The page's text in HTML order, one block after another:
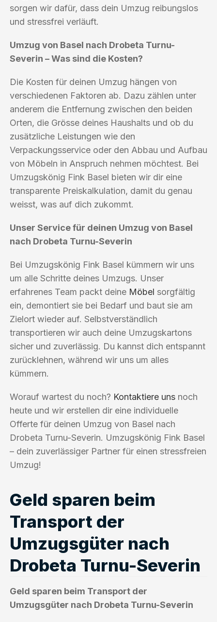
sorgen wir dafür, dass dein Umzug reibungslos
und stressfrei verläuft.
Umzug von Basel nach Drobeta Turnu-
Severin – Was sind die Kosten?
Die Kosten für deinen Umzug hängen von
verschiedenen Faktoren ab. Dazu zählen unter
anderem die Entfernung zwischen den beiden
Orten, die Grösse deines Haushalts und ob du
zusätzliche Leistungen wie den
Verpackungsservice oder den Abbau und Aufbau
von Möbeln in Anspruch nehmen möchtest. Bei
Umzugskönig Fink Basel bieten wir dir eine
transparente Preiskalkulation, damit du genau
weisst, was auf dich zukommt.
Unser Service für deinen Umzug von Basel
nach Drobeta Turnu-Severin
Bei Umzugskönig Fink Basel kümmern wir uns
um alle Schritte deines Umzugs. Unser
erfahrenes Team packt deine Möbel sorgfältig
ein, demontiert sie bei Bedarf und baut sie am
Zielort wieder auf. Selbstverständlich
transportieren wir auch deine Umzugskartons
sicher und zuverlässig. Du kannst dich entspannt
zurücklehnen, während wir uns um alles
kümmern.
Worauf wartest du noch? Kontaktiere uns noch
heute und wir erstellen dir eine individuelle
Offerte für deinen Umzug von Basel nach
Drobeta Turnu-Severin. Umzugskönig Fink Basel
– dein zuverlässiger Partner für einen stressfreien
Umzug!
Geld sparen beim
Transport der
Umzugsgüter nach
Drobeta Turnu-Severin
Geld sparen beim Transport der
Umzugsgüter nach Drobeta Turnu-Severin